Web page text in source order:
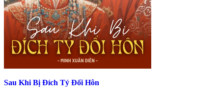
Sau Khi Bị Đích Tỷ Đổi Hôn